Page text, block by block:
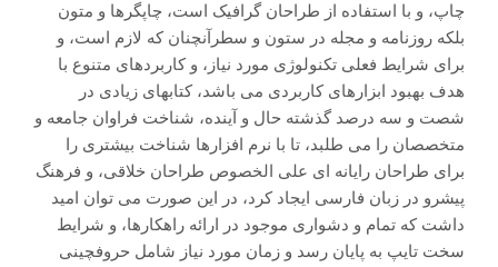
چاپ، و با استفاده از طراحان گرافیک است، چاپگرها و متون
بلکه روزنامه و مجله در ستون و سطرآنچنان که لازم است، و
برای شرایط فعلی تکنولوژی مورد نیاز، و کاربردهای متنوع با
هدف بهبود ابزارهای کاربردی می باشد، کتابهای زیادی در
شصت و سه درصد گذشته حال و آینده، شناخت فراوان جامعه و
متخصصان را می طلبد، تا با نرم افزارها شناخت بیشتری را
برای طراحان رایانه ای علی الخصوص طراحان خلاقی، و فرهنگ
پیشرو در زبان فارسی ایجاد کرد، در این صورت می توان امید
داشت که تمام و دشواری موجود در ارائه راهکارها، و شرایط
سخت تایپ به پایان رسد و زمان مورد نیاز شامل حروفچینی